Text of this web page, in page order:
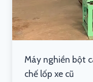
Máy nghiền bột
chế lốp xe cũ